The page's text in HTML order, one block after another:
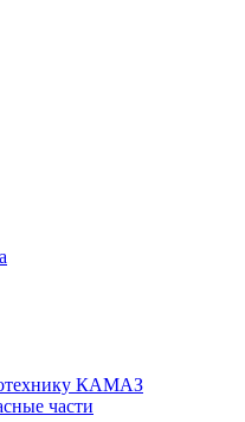
КАМАЗ
части